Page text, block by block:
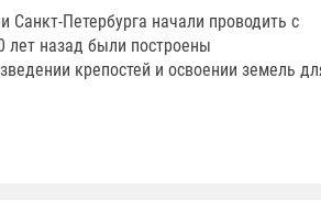
Петербурга начали проводить с
лет назад были построены
крепостей и освоении земель